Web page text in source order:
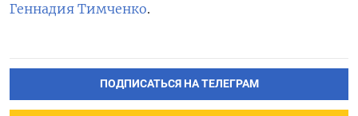
Геннадия Тимченко.
ПОДПИСАТЬСЯ НА ТЕЛЕГРАМ